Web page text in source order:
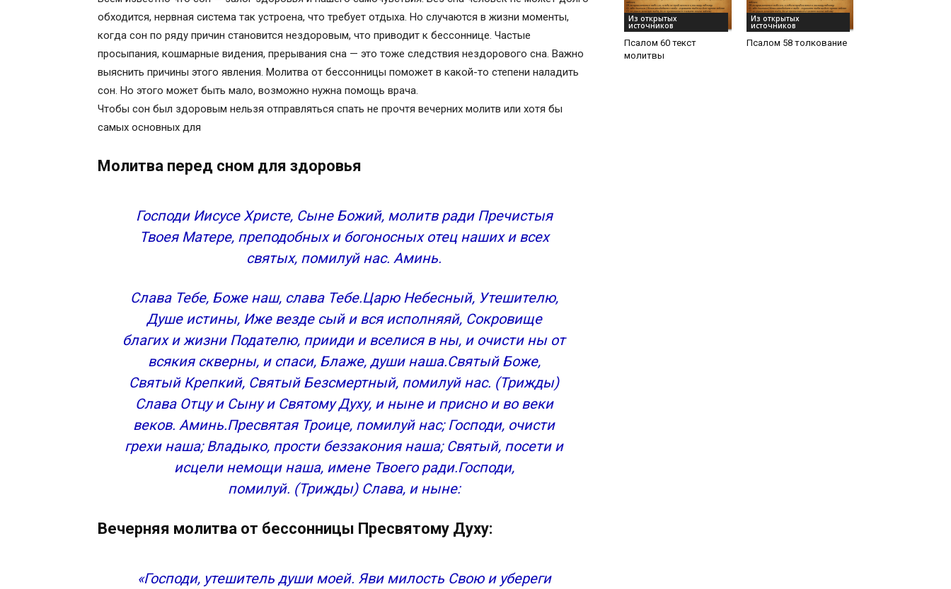
обходится, нервная система так устроена, что требует отдыха. Но случаются в жизни моменты,
когда сон по ряду причин становится нездоровым, что приводит к бессоннице. Частые
просыпания, кошмарные видения, прерывания сна — это тоже следствия нездорового сна. Важно
выяснить причины этого явления. Молитва от бессонницы поможет в какой-то степени наладить
сон. Но этого может быть мало, возможно нужна помощь врача.
Чтобы сон был здоровым нельзя отправляться спать не прочтя вечерних молитв или хотя бы
самых основных для
Молитва перед сном для здоровья
Господи Иисусе Христе, Сыне Божий, молитв ради Пречистыя
Твоея Матере, преподобных и богоносных отец наших и всех
святых, помилуй нас. Аминь.
Слава Тебе, Боже наш, слава Тебе.Царю Небесный, Утешителю,
Душе истины, Иже везде сый и вся исполняяй, Сокровище
благих и жизни Подателю, прииди и вселися в ны, и очисти ны от
всякия скверны, и спаси, Блаже, души наша.Святый Боже,
Святый Крепкий, Святый Безсмертный, помилуй нас. (Трижды)
Слава Отцу и Сыну и Святому Духу, и ныне и присно и во веки
веков. Аминь.Пресвятая Троице, помилуй нас; Господи, очисти
грехи наша; Владыко, прости беззакония наша; Святый, посети и
исцели немощи наша, имене Твоего ради.Господи,
помилуй. (Трижды) Слава, и нынe:
Вечерняя молитва от бессонницы Пресвятому Духу:
«Господи, утешитель души моей. Яви милость Свою и убереги
Из открытых
источников
Псалом 60 текст
молитвы
Из открытых
источников
Псалом 58 толкование